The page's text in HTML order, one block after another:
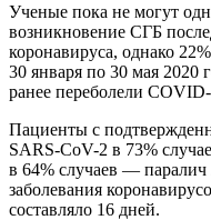
Ученые пока не могут
возникновение СГБ
коронавируса, однако
30 января по 30 мая 2020
ранее переболели
Пациенты с
SARS-CoV-2 в 73%
в 64% случаев — паралич
заболевания
составляло 16 дней.